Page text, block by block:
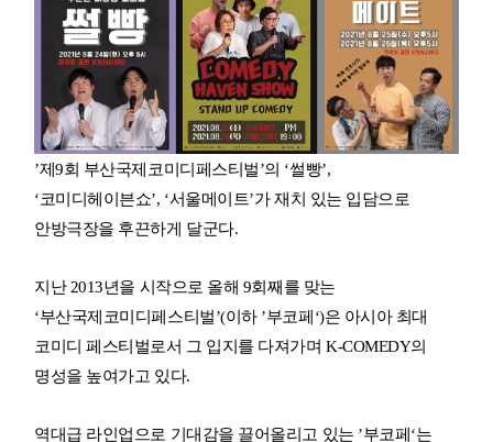
’제9회 부산국제코미디페스티벌’의 ‘썰빵’,
‘코미디헤이븐쇼’, ‘서울메이트’가 재치 있는 입담으로
안방극장을 후끈하게 달군다.
지난 2013년을 시작으로 올해 9회째를 맞는
‘부산국제코미디페스티벌’(이하 ’부코페‘)은 아시아 최대
코미디 페스티벌로서 그 입지를 다져가며 K-COMEDY의
명성을 높여가고 있다.
역대급 라인업으로 기대감을 끌어올리고 있는 ’부코페‘는